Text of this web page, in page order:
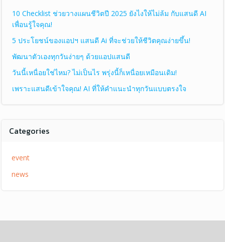
10 Checklist ช่วยวางแผนชีวิตปี 2025 ยังไงให้ไม่ล้ม กับแสนดี AI
เพื่อนรู้ใจคุณ!
5 ประโยชน์ของแอปฯ แสนดี Ai ที่จะช่วยให้ชีวิตคุณง่ายขึ้น!
พัฒนาตัวเองทุกวันง่ายๆ ด้วยแอปแสนดี
วันนี้เหนื่อยใช่ไหม? ไม่เป็นไร พรุ่งนี้ก็เหนื่อยเหมือนเดิม!
เพราะแสนดีเข้าใจคุณ! AI ที่ให้คำแนะนำทุกวันแบบตรงใจ
Categories
event
news